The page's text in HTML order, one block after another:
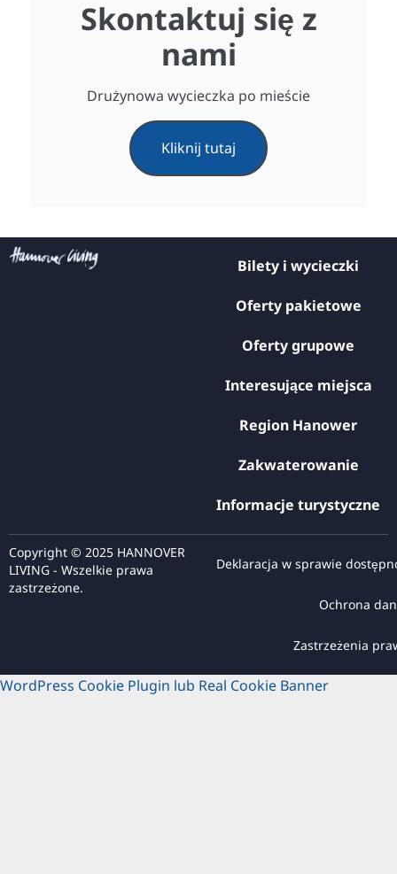
Skontaktuj się z
nami
Drużynowa wycieczka po mieście
Kliknij tutaj
Bilety i wycieczki
Oferty pakietowe
Oferty grupowe
Interesujące miejsca
Region Hanower
Zakwaterowanie
Informacje turystyczne
Copyright © 2025 HANNOVER
LIVING - Wszelkie prawa
zastrzeżone.
Deklaracja w sprawie
Ochrona
Zastrzeżenia
WordPress Cookie Plugin lub Real Cookie Banner